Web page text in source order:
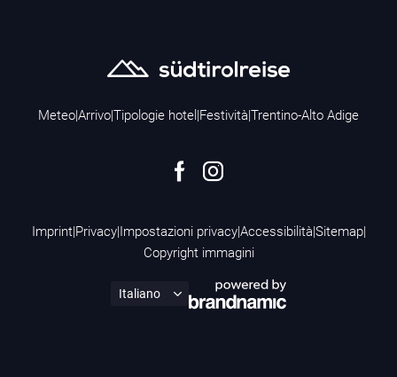
Meteo|Arrivo|Tipologie hotel |Festività|Trentino-Alto Adige
Imprint|Privacy|Impostazioni privacy|Accessibilità|Sitemap|
Copyright immagini